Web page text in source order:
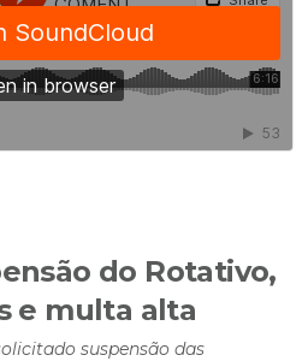
do Rotativo,
e multa alta
suspensão das